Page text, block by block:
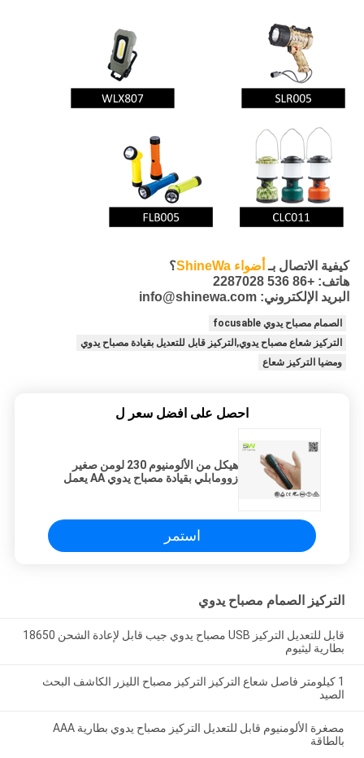
كيفية الاتصال بـ أضواء ShineWa
؟
هاتف: +86 536 2287028
البريد الإلكتروني: info@shinewa.com
الصمام مصباح يدوي focusable
التركيز شعاع مصباح يدوي,التركيز قابل للتعديل بقيادة مصباح يدوي
ومضيا التركيز شعاع
احصل على افضل سعر ل
هيكل من الألومنيوم 230 لومن صغير
زوومابلي بقيادة مصباح يدوي AA يعمل
استمر
التركيز الصمام مصباح يدوي
قابل للتعديل التركيز USB مصباح يدوي جيب قابل لإعادة الشحن 18650
بطارية ليثيوم
1 كيلومتر فاصل شعاع التركيز التركيز مصباح الليزر الكاشف البحث
الصيد
مصغرة الألومنيوم قابل للتعديل التركيز مصباح يدوي بطارية AAA
بالطاقة